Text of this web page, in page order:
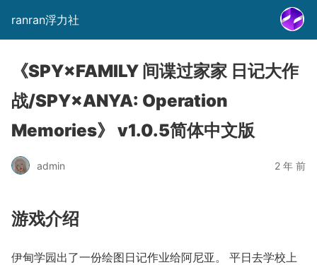
ranran浮力社
《SPY×FAMILY 间谍过家家 日记大作
战/SPY×ANYA: Operation
Memories》 v1.0.5简体中文版
admin 2 年 前
游戏介绍
伊甸学园出了一份绘图日记作业给阿尼亚。 平日去学校上